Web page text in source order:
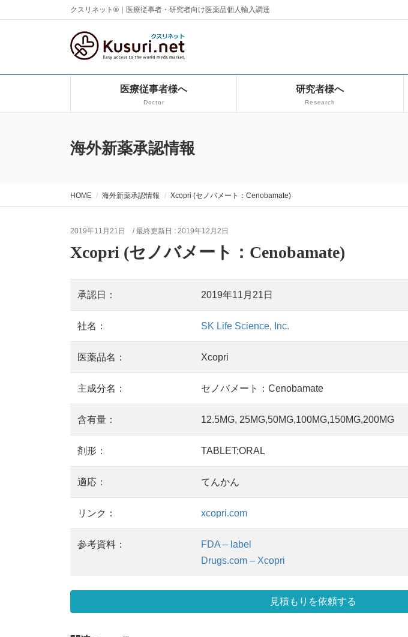
クスリネット®｜医療従事者・研究者向け医薬品個人輸入調達
医療従事者様へ
Doctor
研究者様へ
Research
海外新薬承認情報
HOME 海外新薬承認情報 Xcopri (セノバメート：Cenobamate)
2019年11月21日 / 最終更新日 : 2019年12月2日
Xcopri (セノバメート：Cenobamate)
承認日： 2019年11月21日
社名： SK Life Science, Inc.
医薬品名： Xcopri
主成分名： セノバメート：Cenobamate
含有量： 12.5MG, 25MG,50MG,100MG,150MG,200MG
剤形： TABLET;ORAL
適応： てんかん
リンク： xcopri.com
参考資料：
FDA – label
Drugs.com – Xcopri
見積もりを依頼する